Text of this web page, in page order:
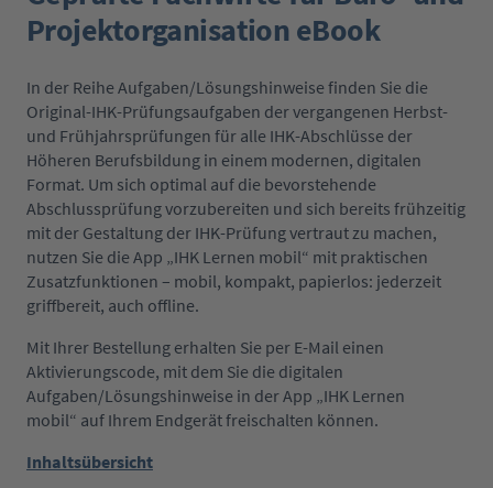
Projektorganisation eBook
In der Reihe Aufgaben/Lösungshinweise finden Sie die
Original-IHK-Prüfungsaufgaben der vergangenen Herbst-
und Frühjahrsprüfungen für alle IHK-Abschlüsse der
Höheren Berufsbildung in einem modernen, digitalen
Format. Um sich optimal auf die bevorstehende
Abschlussprüfung vorzubereiten und sich bereits frühzeitig
mit der Gestaltung der IHK-Prüfung vertraut zu machen,
nutzen Sie die App „IHK Lernen mobil“ mit praktischen
Zusatzfunktionen – mobil, kompakt, papierlos: jederzeit
griffbereit, auch offline.
Mit Ihrer Bestellung erhalten Sie per E-Mail einen
Aktivierungscode, mit dem Sie die digitalen
Aufgaben/Lösungshinweise in der App „IHK Lernen
mobil“ auf Ihrem Endgerät freischalten können.
Inhaltsübersicht